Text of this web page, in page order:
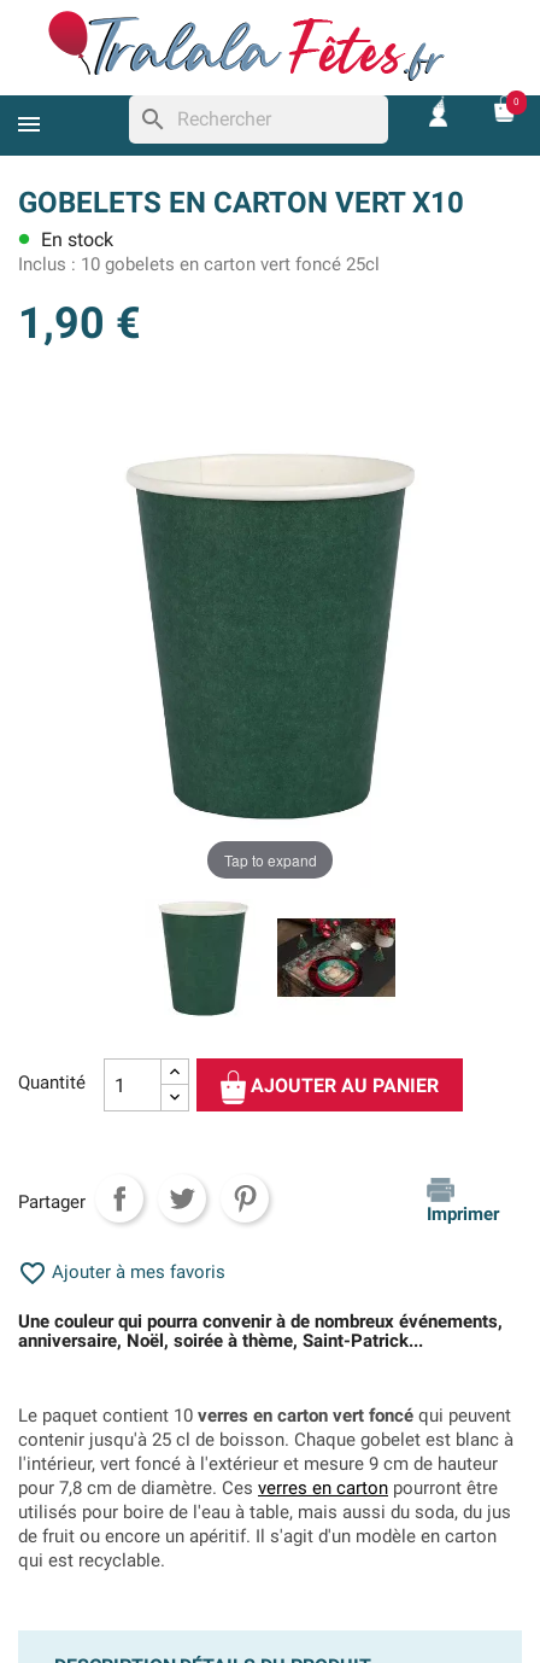
search
0
GOBELETS EN CARTON VERT X10
lens En stock
Inclus : 10 gobelets en carton vert foncé 25cl
1,90 €
Tap to expand
Quantité AJOUTER AU PANIER
Partager
Imprimer
 Ajouter à mes favoris
Une couleur qui pourra convenir à de nombreux événements,
anniversaire, Noël, soirée à thème, Saint-Patrick...
Le paquet contient 10 verres en carton vert foncé qui peuvent
contenir jusqu'à 25 cl de boisson. Chaque gobelet est blanc à
l'intérieur, vert foncé à l'extérieur et mesure 9 cm de hauteur
pour 7,8 cm de diamètre. Ces verres en carton pourront être
utilisés pour boire de l'eau à table, mais aussi du soda, du jus
de fruit ou encore un apéritif. Il s'agit d'un modèle en carton
qui est recyclable.